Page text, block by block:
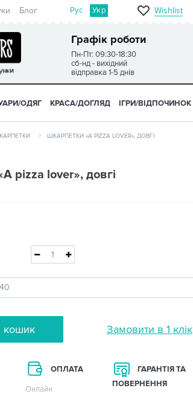
Блог Рус Укр Wishlist
Графік роботи
Пн-Пт: 09:30-18:30
сб-нд - вихідний
відправка 1-5 днів
ОДЯГ КРАСА/ДОГЛЯД ІГРИ/ВІДПОЧИНОК
ШКАРПЕТКИ «A PIZZA LOVER», ДОВГІ
pizza lover», довгі
кошик Замовити в 1 клік
ОПЛАТА
Онлайн
ГАРАНТІЯ ТА
ПОВЕРНЕННЯ